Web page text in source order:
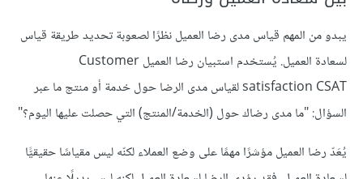
يبدو من المهم قياس مدى رضا العميل نظرًا لصعوبة تحديد طريقة قياس
لسعادة العميل. يُستخدم استبيان رضا العميل Customer
satisfaction CSAT لقياس مدى الرضا حول خدمة أو منتج ما عبر
السؤال: "ما مدى رضاك حول (الخدمة/المنتج) التي حصلت عليها اليوم؟"
يُعَدّ رضا العميل مؤشرًا مهمًا على وضع العملاء لكنّه ليس مقياسًا حقيقيًّا